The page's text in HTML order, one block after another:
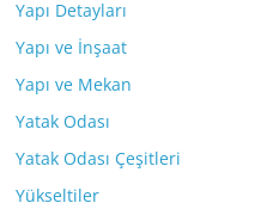
Yapı Detayları
Yapı ve İnşaat
Yapı ve Mekan
Yatak Odası
Yatak Odası Çeşitleri
Yükseltiler